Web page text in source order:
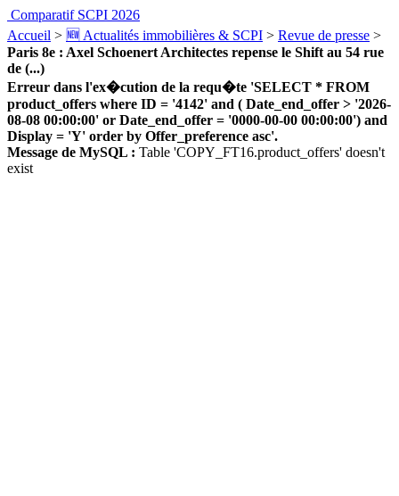
Comparatif SCPI 2026
Accueil > 🆕 Actualités immobilières & SCPI > Revue de presse >
Paris 8e : Axel Schoenert Architectes repense le Shift au 54 rue
de (...)
Erreur dans l'ex�cution de la requ�te 'SELECT * FROM
product_offers where ID = '4142' and ( Date_end_offer > '2026-
08-08 00:00:00' or Date_end_offer = '0000-00-00 00:00:00') and
Display = 'Y' order by Offer_preference asc'.
Message de MySQL : Table 'COPY_FT16.product_offers' doesn't
exist